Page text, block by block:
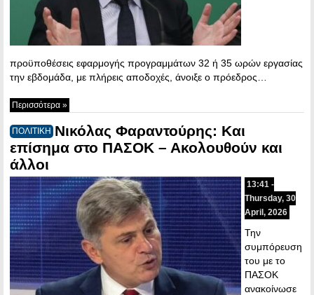
προϋποθέσεις εφαρμογής προγραμμάτων 32 ή 35 ωρών εργασίας
την εβδομάδα, με πλήρεις αποδοχές, άνοιξε ο πρόεδρος…
Περισσότερα »
ΠΟΛΙΤΙΚΗ Νικόλας Φαραντούρης: Και
επίσημα στο ΠΑΣΟΚ – Ακολουθούν και
άλλοι
13:41 -
Thursday, 30
April, 2026
Την
συμπόρευση
του με το
ΠΑΣΟΚ
ανακοίνωσε